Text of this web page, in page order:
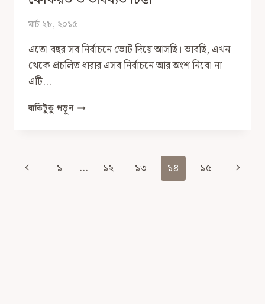
মার্চ ২৮, ২০১৫
এতো বছর সব নির্বাচনে ভোট দিয়ে আসছি। ভাবছি, এখন
থেকে প্রচলিত ধারার এসব নির্বাচনে আর অংশ নিবো না।
এটি…
বাকিটুকু পড়ুনকেন
তৎপরতায়
Page
Previous
১ … ১২ ১৩ ১৪ ১৫
Next